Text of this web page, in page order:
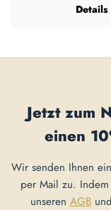
Details
Jetzt zum
einen
Wir senden Ihnen
per Mail zu.
unseren AGB und